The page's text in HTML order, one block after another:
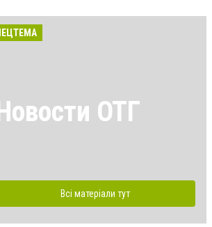
ОТГ
Всі матеріали тут